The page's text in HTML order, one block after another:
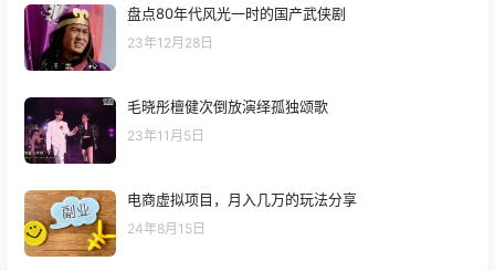
盘点80年代风光一时的国产武侠剧
23年12月28日
毛晓彤檀健次倒放演绎孤独颂歌
23年11月5日
电商虚拟项目，月入几万的玩法分享
24年8月15日